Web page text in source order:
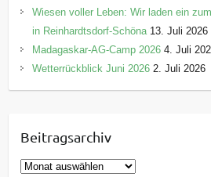
Wiesen voller Leben: Wir laden ein
in Reinhardtsdorf-Schöna 13. Juli 2026
Madagaskar-AG-Camp 2026 4. Juli
Wetterrückblick Juni 2026 2. Juli 2026
Beitragsarchiv
B